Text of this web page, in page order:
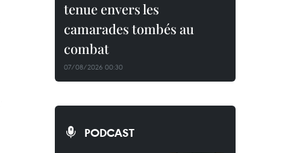
tenue envers les
camarades tombés au
combat
07/08/2026 00:30
PODCAST